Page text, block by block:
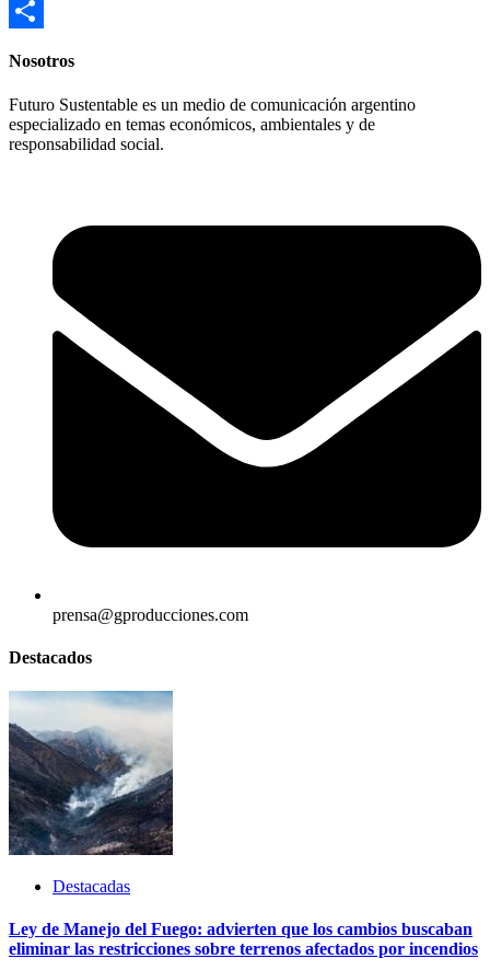
Email
Nosotros
Futuro Sustentable es un medio de comunicación argentino
especializado en temas económicos, ambientales y de
responsabilidad social.
prensa@gproducciones.com
Destacados
Destacadas
Ley de Manejo del Fuego: advierten que los cambios buscaban
eliminar las restricciones sobre terrenos afectados por incendios